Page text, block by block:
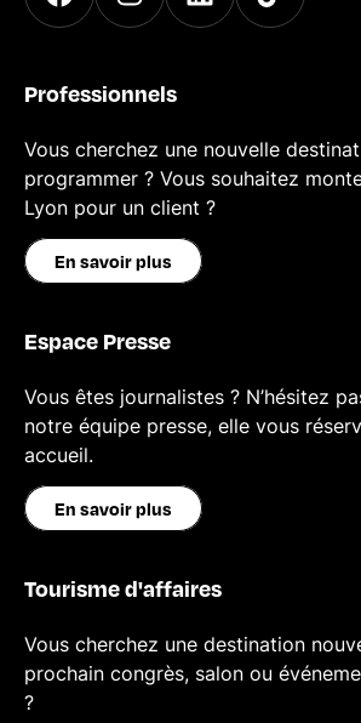
Professionnels
Vous cherchez une nouvelle
programmer ? Vous souhaitez
Lyon pour un client ?
En savoir plus
Espace Presse
Vous êtes journalistes ? N’hésitez
notre équipe presse, elle vous
accueil.
En savoir plus
Tourisme d'affaires
Vous cherchez une destination
prochain congrès, salon ou
?